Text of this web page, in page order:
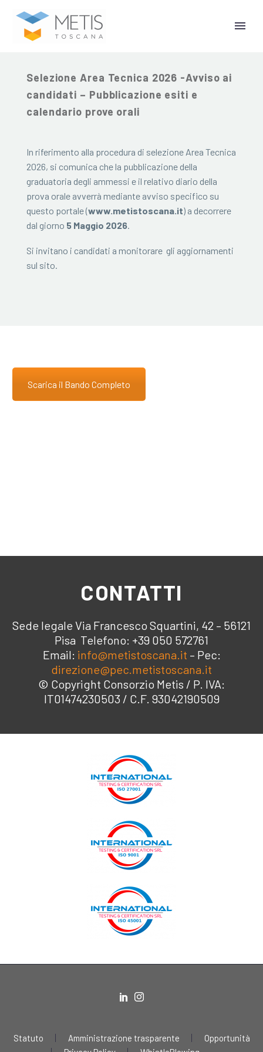
28 Aprile 2026
Selezione Area Tecnica 2026 -Avviso ai
candidati – Pubblicazione esiti e
calendario prove orali
In riferimento alla procedura di selezione Area Tecnica
2026, si comunica che la pubblicazione della
graduatoria degli ammessi e il relativo diario della
prova orale avverrà mediante avviso specifico su
questo portale (www.metistoscana.it) a decorrere
dal giorno 5 Maggio 2026.
Si invitano i candidati a monitorare gli aggiornamenti
sul sito.
Scarica il Bando Completo
CONTATTI
Sede legale Via Francesco Squartini, 42 – 56121
Pisa Telefono: +39 050 572761
Email: info@metistoscana.it – Pec:
direzione@pec.metistoscana.it
© Copyright Consorzio Metis / P. IVA:
IT01474230503 / C.F. 93042190509
Statuto Amministrazione trasparente
Opportunità